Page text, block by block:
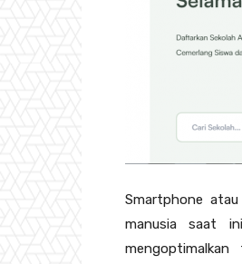
Smartphone
manusia saat